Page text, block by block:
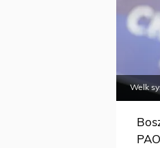
Welk